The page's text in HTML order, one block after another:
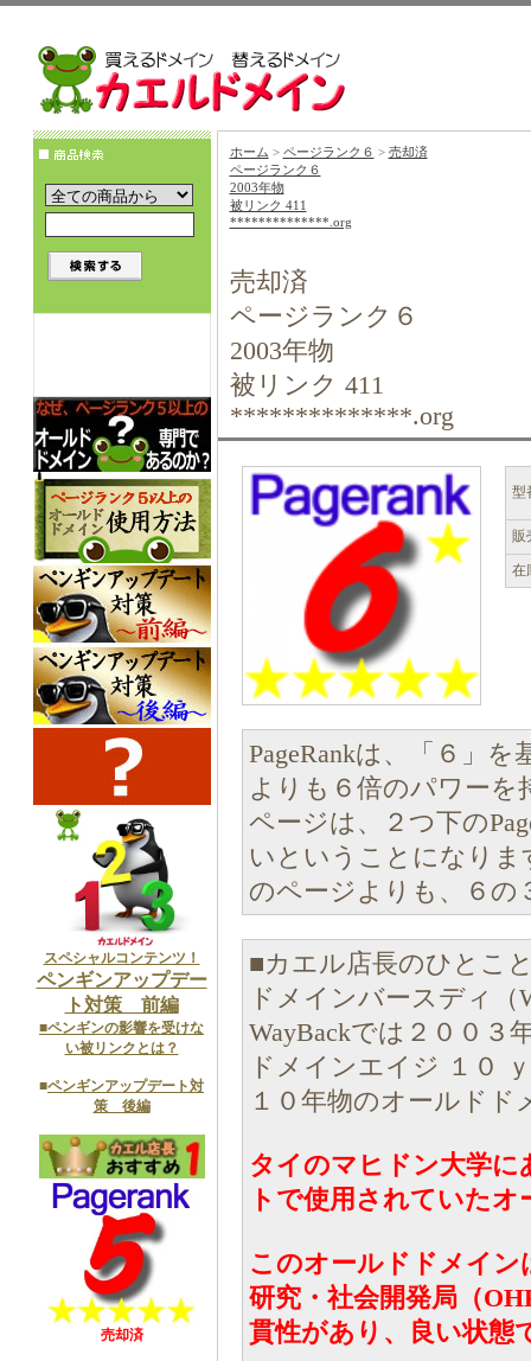
スペシャルコンテンツ！
ペンギンアップデー
ト対策 前編
■ペンギンの影響を受けな
い被リンクとは？
■ペンギンアップデート対
策 後編
売却済
ホーム > ページランク６ > 売却済
ページランク６
2003年物
被リンク 411
**************.org
売却済
ページランク６
2003年物
被リンク 411
**************.org
型
販
在
PageRankは、「６」
よりも６倍のパワーを
ページは、２つ下の
いということになりま
のページよりも、６の
■カエル店長のひとこ
ドメインバースディ（
WayBackでは２００３
ドメインエイジ １０
１０年物のオールドド
タイのマヒドン大学に
トで使用されていた
このオールドドメイン
研究・社会開発局（
貫性があり、良い状態